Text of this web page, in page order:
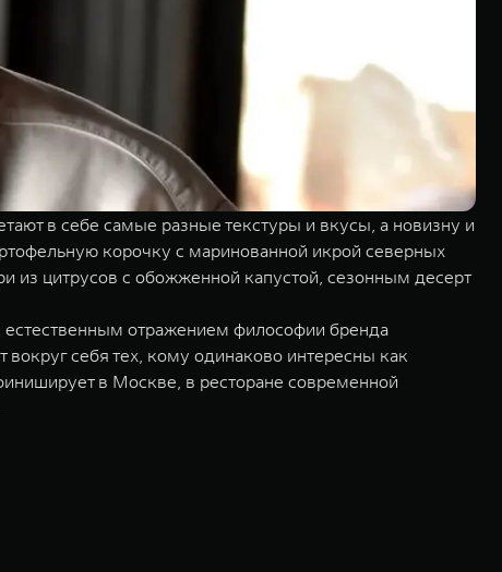
в себе самые разные текстуры и вкусы, а новизну и
корочку с маринованной икрой северных
из цитрусов с обожженной капустой, сезонным десерт
естественным отражением философии бренда
себя тех, кому одинаково интересны как
в Москве, в ресторане современной